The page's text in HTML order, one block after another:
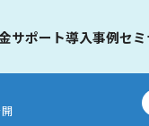
サポート導入事例セ